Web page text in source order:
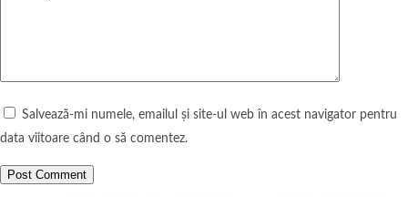
Salvează-mi numele, emailul și site-ul web în acest navigator pentru
data viitoare când o să comentez.